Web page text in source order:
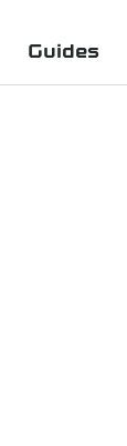
Guides